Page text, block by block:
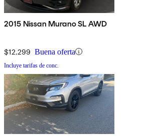
2015 Nissan Murano SL AWD
$12,299 Buena oferta
Incluye tarifas de conc.